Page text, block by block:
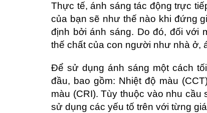
Thực tế, ánh sáng tác động trực
của bạn sẽ như thế nào khi đứng
định bởi ánh sáng. Do đó, đối với
thế chất của con người như nhà ở,
Để sử dụng ánh sáng một cách
đầu, bao gồm: Nhiệt độ màu
màu (CRI). Tùy thuộc vào nhu
sử dụng các yếu tố trên với từng